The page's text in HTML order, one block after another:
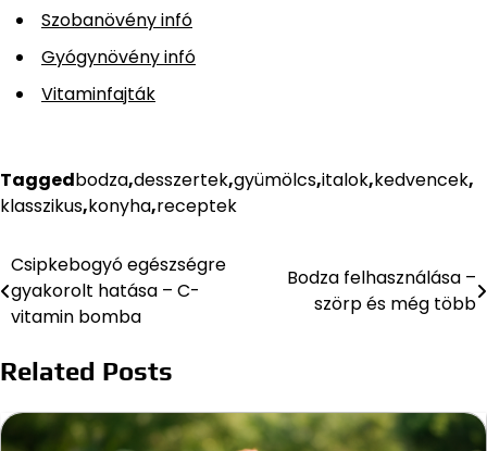
Szobanövény infó
Gyógynövény infó
Vitaminfajták
Taggedbodza,desszertek,gyümölcs,italok,kedvencek,
klasszikus,konyha,receptek
Bejegyzés
navigáció
Csipkebogyó egészségre
gyakorolt hatása – C-
vitamin bomba
Bodza felhasználása –
szörp és még több
Related Posts